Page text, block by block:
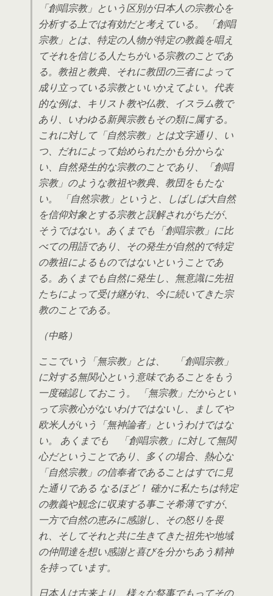
「創唱宗教」という区別が日本人の宗教心を
分析する上では有効だと考えている。 「創唱
宗教」とは、特定の人物が特定の教義を唱え
てそれを信じる人たちがいる宗教のことであ
る。教祖と教典、それに教団の三者によって
成り立っている宗教といいかえてよい。代表
的な例は、キリスト教や仏教、イスラム教で
あり、いわゆる新興宗教もその類に属する。
これに対して「自然宗教」とは文字通り、い
つ、だれによって始められたかも分からな
い、自然発生的な宗教のことであり、「創唱
宗教」のような教祖や教典、教団をもたな
い。 「自然宗教」というと、しばしば大自然
を信仰対象とする宗教と誤解されがちだが、
そうではない。あくまでも「創唱宗教」に比
べての用語であり、その発生が自然的で特定
の教祖によるものではないということであ
る。あくまでも自然に発生し、無意識に先祖
たちによって受け継がれ、今に続いてきた宗
教のことである。
（中略）
ここでいう「無宗教」とは、 「創唱宗教」
に対する無関心という意味であることをもう
一度確認しておこう。 「無宗教」だからとい
って宗教心がないわけではないし、ましてや
欧米人がいう「無神論者」というわけではな
い。 あくまでも 「創唱宗教」に対して無関
心だということであり、多くの場合、熱心な
「自然宗教」の信奉者であることはすでに見
た通りである なるほど！ 確かに私たちは特定
の教義や観念に収束する事こそ希薄ですが、
一方で自然の恵みに感謝し、その怒りを畏
れ、そしてそれと共に生きてきた祖先や地域
の仲間達を想い感謝と喜びを分かちあう精神
を持っています。
日本人は古来より、様々な祭事でもってその